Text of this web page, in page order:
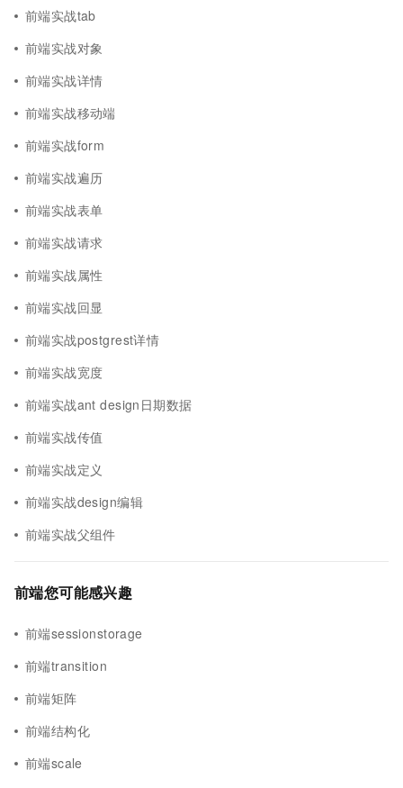
前端实战tab
前端实战对象
前端实战详情
前端实战移动端
前端实战form
前端实战遍历
前端实战表单
前端实战请求
前端实战属性
前端实战回显
前端实战postgrest详情
前端实战宽度
前端实战ant design日期数据
前端实战传值
前端实战定义
前端实战design编辑
前端实战父组件
前端您可能感兴趣
前端sessionstorage
前端transition
前端矩阵
前端结构化
前端scale